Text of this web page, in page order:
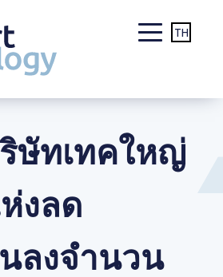
TH
ษัทเทคใหญ่
งลด
ลงจำนวน